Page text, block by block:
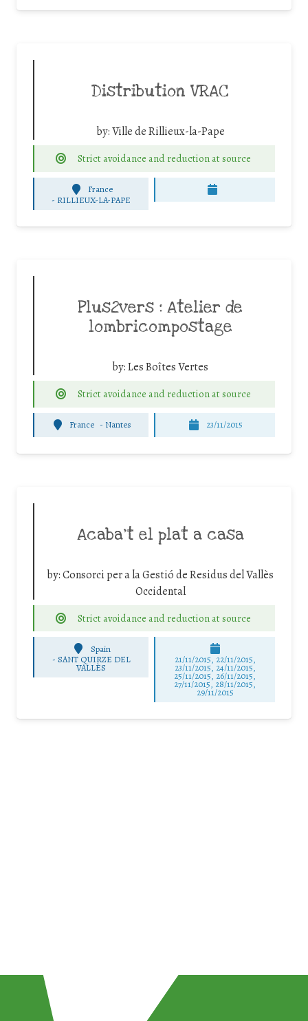
Distribution VRAC
by:Ville de Rillieux-la-Pape
Strict avoidance and reduction at source
France
- RILLIEUX-LA-PAPE
Plus2vers : Atelier de
lombricompostage
by:Les Boîtes Vertes
Strict avoidance and reduction at source
France - Nantes 23/11/2015
Acaba’t el plat a casa
by:Consorci per a la Gestió de Residus del Vallès
Occidental
Strict avoidance and reduction at source
Spain
- SANT QUIRZE DEL
VALLÈS
21/11/2015, 22/11/2015,
23/11/2015, 24/11/2015,
25/11/2015, 26/11/2015,
27/11/2015, 28/11/2015,
29/11/2015